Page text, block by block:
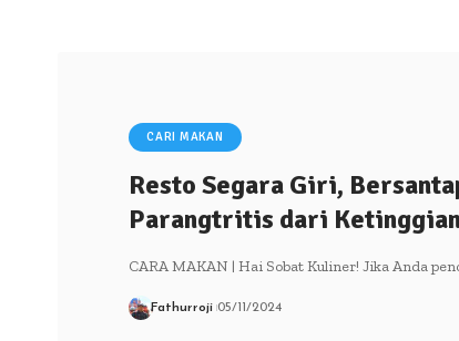
CARI MAKAN
Resto Segara Giri,
Parangtritis dari
CARA MAKAN | Hai Sobat Kuliner! Jika Anda
Fathurroji 05/11/2024